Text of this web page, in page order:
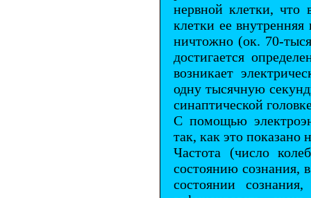
нервной клетки, что
клетки ее
ничтожно (ок. 70-
достигается
возникает
одну тысячную
синаптической
С помощью
так, как это показано
Частота (число
состоянию сознания,
состоянии